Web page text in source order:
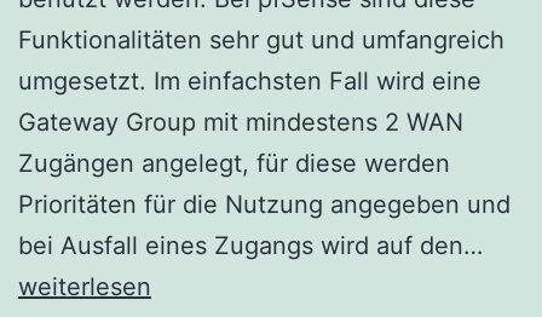
Funktionalitäten sehr gut und umfangreich
umgesetzt. Im einfachsten Fall wird eine
Gateway Group mit mindestens 2 WAN
Zugängen angelegt, für diese werden
Prioritäten für die Nutzung angegeben und
bei Ausfall eines Zugangs wird auf den…
weiterlesen